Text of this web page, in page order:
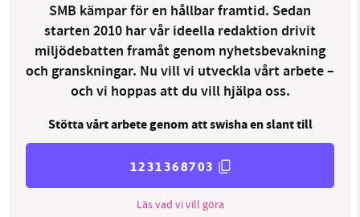
SMB kämpar för en hållbar framtid. Sedan
starten 2010 har vår ideella redaktion drivit
miljödebatten framåt genom nyhetsbevakning
och granskningar. Nu vill vi utveckla vårt arbete –
och vi hoppas att du vill hjälpa oss.
Stötta vårt arbete genom att swisha en slant till
1231368703
Läs vad vi vill göra